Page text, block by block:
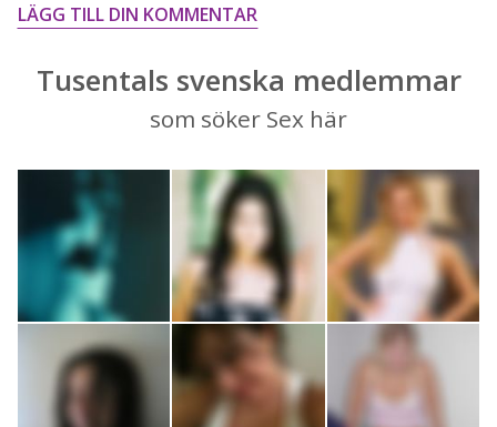
LÄGG TILL DIN KOMMENTAR
Tusentals svenska medlemmar
som söker Sex här